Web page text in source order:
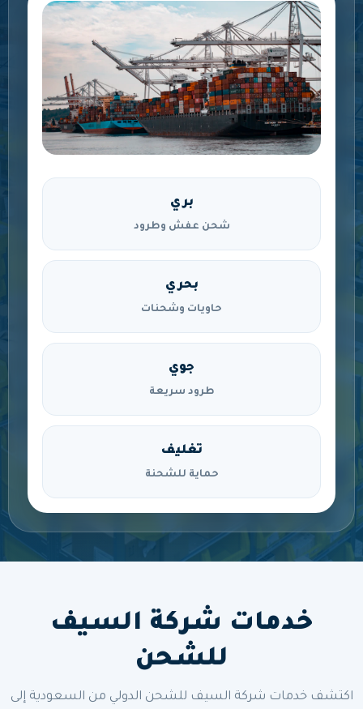
بري
شحن عفش وطرود
بحري
حاويات وشحنات
جوي
طرود سريعة
تغليف
حماية للشحنة
خدمات شركة السيف
للشحن
اكتشف خدمات شركة السيف للشحن الدولي من السعودية إلى